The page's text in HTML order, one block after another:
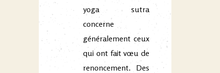
yoga sutra
concerne
généralement ceux
qui ont fait vœu de
renoncement. Des